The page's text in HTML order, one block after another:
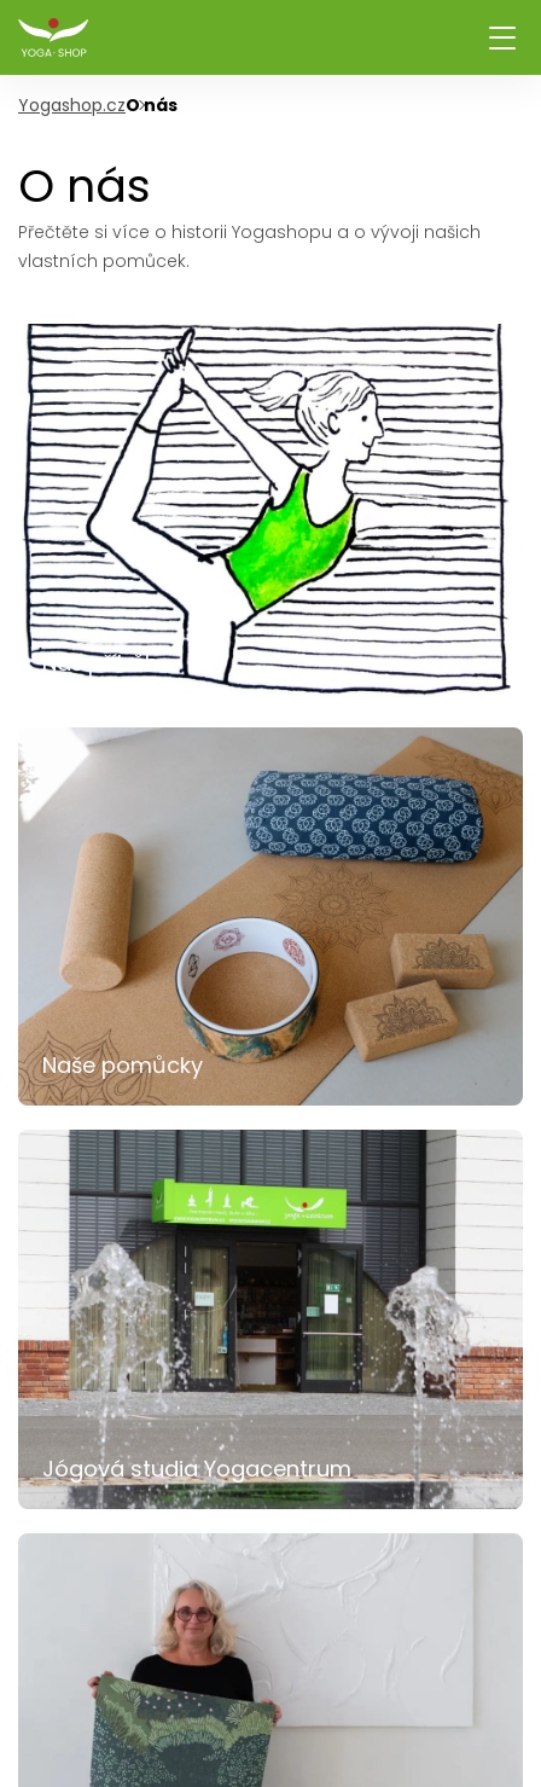
Yogashop.czO nás
O nás
Přečtěte si více o historii Yogashopu a o vývoji našich
vlastních pomůcek.
Náš příběh
Naše pomůcky
Jógová studia Yogacentrum